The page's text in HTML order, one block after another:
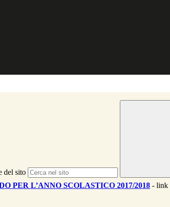
del sito
PER L’ANNO SCOLASTICO 2017/2018 - link